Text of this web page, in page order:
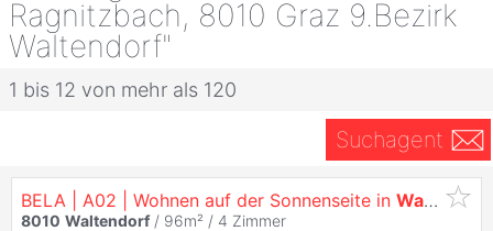
Ragnitzbach, 8010 Graz 9.Bezirk
Waltendorf"
1 bis 12 von mehr als 120
Suchagent
BELA | A02 | Wohnen auf der Sonnenseite in Waltendorf
8010 Waltendorf / 96m² / 4 Zimmer